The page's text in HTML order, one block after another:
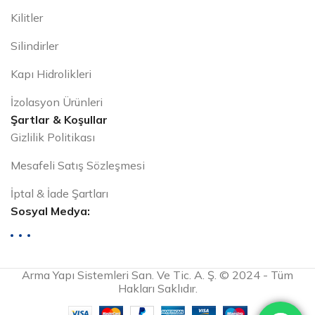
Kilitler
Silindirler
Kapı Hidrolikleri
İzolasyon Ürünleri
Şartlar & Koşullar
Gizlilik Politikası
Mesafeli Satış Sözleşmesi
İptal & İade Şartları
Sosyal Medya:
Arma Yapı Sistemleri San. Ve Tic. A. Ş. © 2024 - Tüm
Hakları Saklıdır.